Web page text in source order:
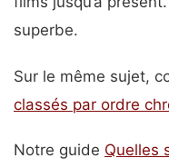
superbe.
Sur le même sujet,
classés par ordre
Notre guide Quelles